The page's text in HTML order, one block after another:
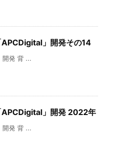
APCDigital」開発その14
開発 背 ...
APCDigital」開発 2022年
開発 背 ...